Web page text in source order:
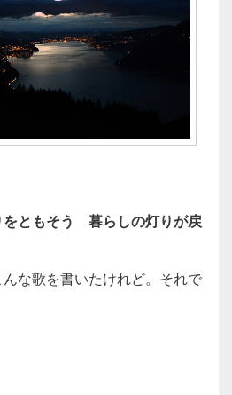
をともそう 暮らしの灯りが戻
な歌を書いたけれど。それで